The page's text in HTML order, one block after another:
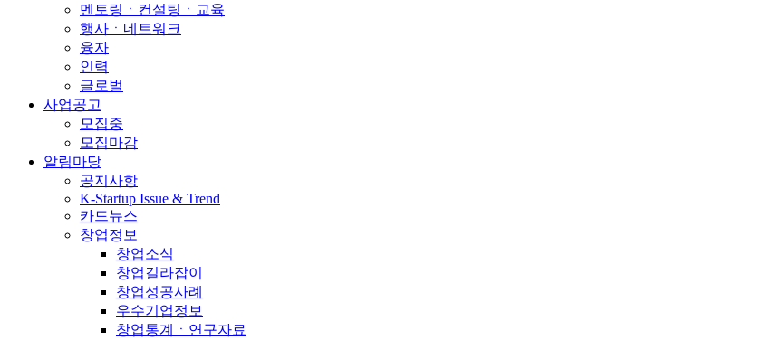
멘토링ㆍ컨설팅ㆍ교육
행사ㆍ네트워크
융자
인력
글로벌
사업공고
모집중
모집마감
알림마당
공지사항
K-Startup Issue & Trend
카드뉴스
창업정보
창업소식
창업길라잡이
창업성공사례
우수기업정보
창업통계ㆍ연구자료